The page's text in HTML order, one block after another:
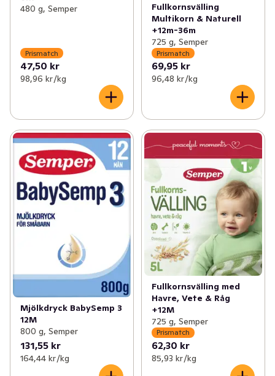
480 g, Semper
Prismatch
47,50 kr
98,96 kr /kg
Fullkornsvälling
Multikorn & Naturell
+12m-36m
725 g, Semper
Prismatch
69,95 kr
96,48 kr /kg
Mjölkdryck BabySemp 3
12M
800 g, Semper
131,55 kr
164,44 kr /kg
Fullkornsvälling med
Havre, Vete & Råg
+12M
725 g, Semper
Prismatch
62,30 kr
85,93 kr /kg